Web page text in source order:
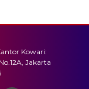
Kowari:
Jakarta